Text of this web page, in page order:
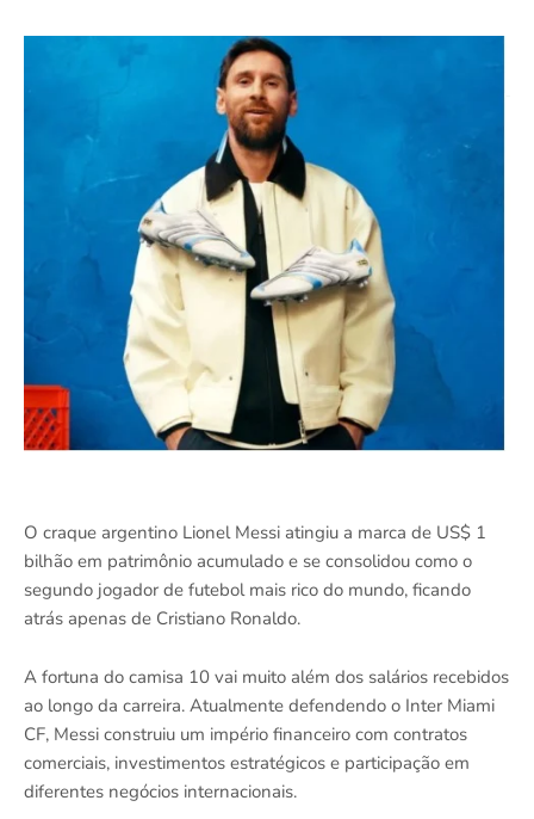
O craque argentino Lionel Messi atingiu a marca de US$ 1
bilhão em patrimônio acumulado e se consolidou como o
segundo jogador de futebol mais rico do mundo, ficando
atrás apenas de Cristiano Ronaldo.
A fortuna do camisa 10 vai muito além dos salários recebidos
ao longo da carreira. Atualmente defendendo o Inter Miami
CF, Messi construiu um império financeiro com contratos
comerciais, investimentos estratégicos e participação em
diferentes negócios internacionais.